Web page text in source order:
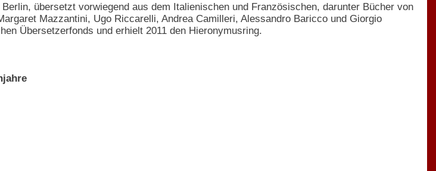
Berlin, übersetzt vorwiegend aus dem Italienischen und Französischen, darunter Bücher von
Mazzantini, Ugo Riccarelli, Andrea Camilleri, Alessandro Baricco und Giorgio
Übersetzerfonds und erhielt 2011 den Hieronymusring.